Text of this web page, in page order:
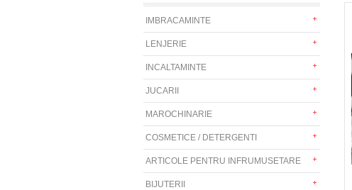
IMBRACAMINTE
LENJERIE
INCALTAMINTE
JUCARII
MAROCHINARIE
COSMETICE / DETERGENTI
ARTICOLE PENTRU INFRUMUSETARE
BIJUTERII